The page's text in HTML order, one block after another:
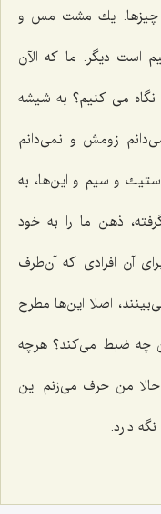
چیزها. یك مشت مس و
است دیگر. ما كه الآن
نگاه می كنیم؟ به شیشه
زومش و نمی‌دانم
و سیم و این‌ها، به
ذهن ما را به خود
آن افرادی كه آن‌طرف
اصلا این‌ها مطرح
چه ضبط می‌كند؟ هرچه
من حرف می‌زنم این
دارد.